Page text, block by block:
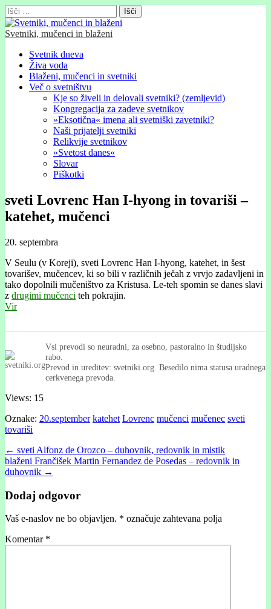
Išči:
Svetniki, mučenci in blaženi
Glavni
meni
Skip
content
Svetnik dneva
Živa voda
Blaženi, mučenci in svetniki
Več o svetništvu
Kje so živeli in delovali svetniki? (zemljevid)
Kongregacija za zadeve svetnikov
»Eksotična« imena ali svetniški zavetniki?
Naši prijatelji svetniki
Relikvije svetnikov
»Svetost danes«
Slovar
Piškotki
sveti Lovrenc Han I-hyong in tovariši –
katehet, mučenci
20. septembra
V Seulu (v Koreji), sveti Lovrenc Han I-hyong, katehet, in šest
tovarišev, mučencev, ki so bili v različnih ječah z vrvjo zadavljeni in
tako dopolnili mučeništvo za Kristusa. Le-teh spomin se danes slavi
z drugimi mučenci teh pokrajin.
Vir
Vsi prevodi so neuradni, za osebno, pastoralno in študijsko
rabo.
Prevod in ureditev: svetniki.org. Besedilo nima statusa uradnega
cerkvenega prevoda.
Views: 15
Oznake: 20.september katehet Lovrenc mučenci mučenec sveti
tovariši
Post
navigation
← sveti Alfonz de Orozco – duhovnik, redovnik in mistik
blaženi Frančišek Martin Fernandez de Posedas – redovnik in
duhovnik →
Dodaj odgovor
Vaš e-naslov ne bo objavljen. * označuje zahtevana polja
Komentar *